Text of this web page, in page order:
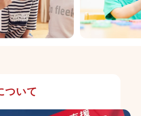
ついて